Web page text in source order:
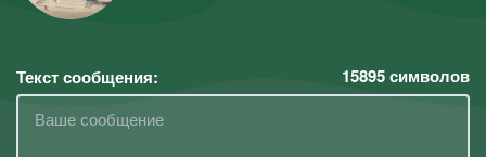
Текст сообщения: 15895символов